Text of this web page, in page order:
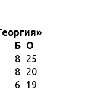
Б О
8
25
8
20
6
19